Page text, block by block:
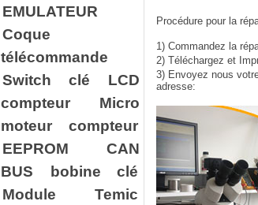
EMULATEUR
Coque
télécommande
Switch clé
LCD
compteur
Micro
moteur compteur
EEPROM
CAN
BUS
bobine clé
Module Temic
Procédure pour la
1) Commandez la
2) Téléchargez et
3) Envoyez nous
adresse: